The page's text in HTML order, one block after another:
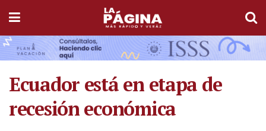
Ecuador está en etapa de
recesión económica